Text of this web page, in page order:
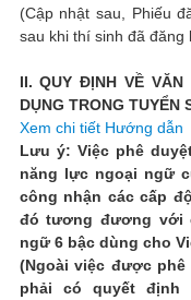
(Cập nhật sau, Phiếu
sau khi thí sinh đã
II. QUY ĐỊNH VỀ
DỤNG TRONG TUYỂN
Xem chi tiết Hướng dẫn
Lưu ý: Việc phê
năng lực ngoại ngữ
công nhận các cấp
đó tương đương với
ngữ 6 bậc dùng cho
(Ngoài việc được
phải có quyết